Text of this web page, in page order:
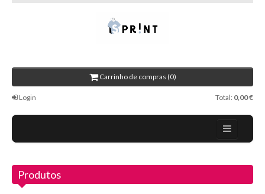
Carrinho de compras (0)
Login Total: 0,00 €
Sobre nós
Produtos